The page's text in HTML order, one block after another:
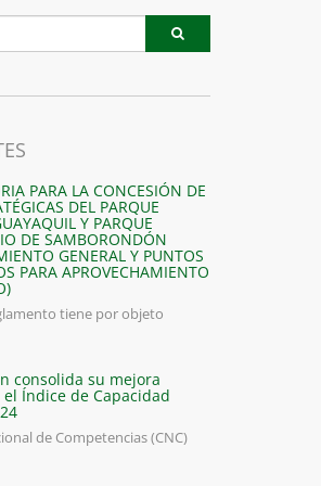
PARA LA CONCESIÓN DE
DEL PARQUE
Y PARQUE
DE SAMBORONDÓN
GENERAL Y PUNTOS
PARA APROVECHAMIENTO
tiene por objeto
consolida su mejora
Índice de Capacidad
de Competencias (CNC)